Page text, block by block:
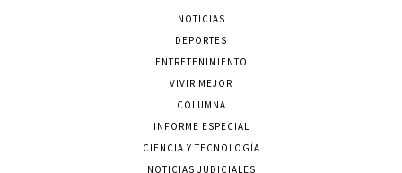
NOTICIAS
DEPORTES
ENTRETENIMIENTO
VIVIR MEJOR
COLUMNA
INFORME ESPECIAL
CIENCIA Y TECNOLOGÍA
NOTICIAS JUDICIALES